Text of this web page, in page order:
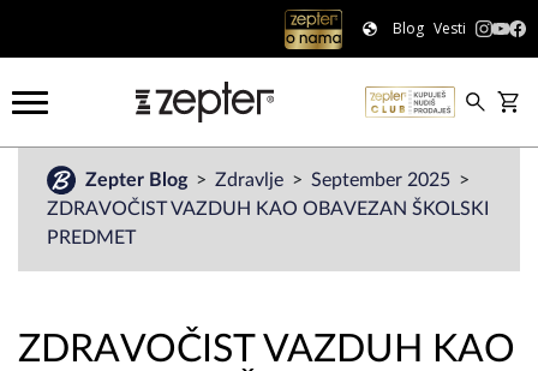
Blog Vesti
Zepter Blog Zdravlje
September 2025
ZDRAVOČIST VAZDUH KAO OBAVEZAN ŠKOLSKI
PREDMET
ZDRAVOČIST VAZDUH KAO